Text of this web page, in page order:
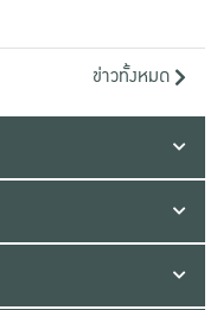
ข่าวทั้งหมด